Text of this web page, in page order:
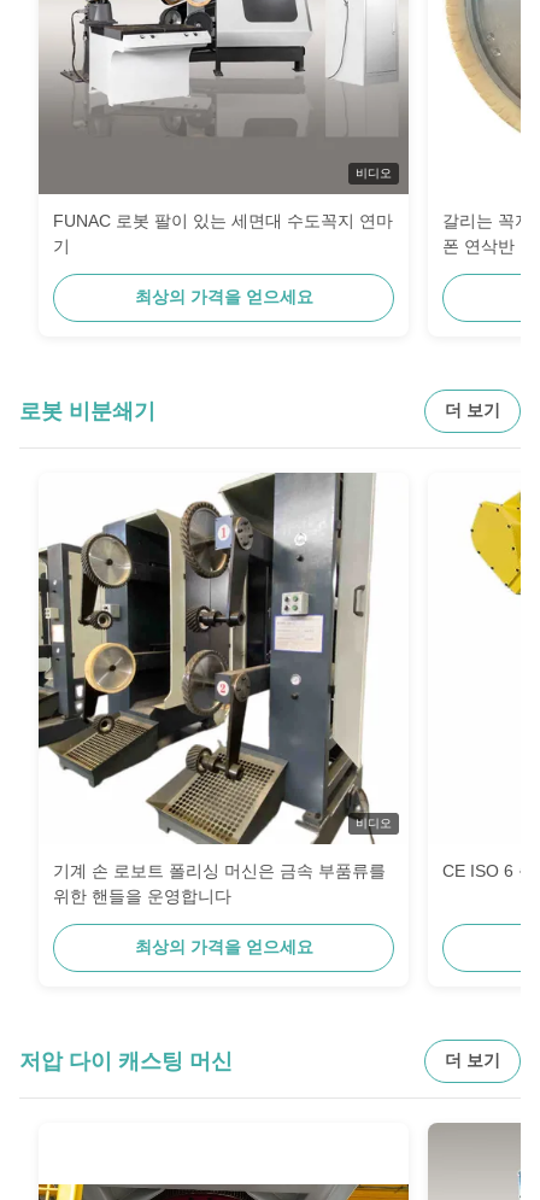
비디오
FUNAC 로봇 팔이 있는 세면대 수도꼭지 연마
기
최상의 가격을 얻으세요
갈리는 꼭지
폰 연삭반
로봇 비분쇄기 더 보기
비디오
기계 손 로보트 폴리싱 머신은 금속 부품류를
위한 핸들을 운영합니다
최상의 가격을 얻으세요
CE ISO 6
저압 다이 캐스팅 머신 더 보기